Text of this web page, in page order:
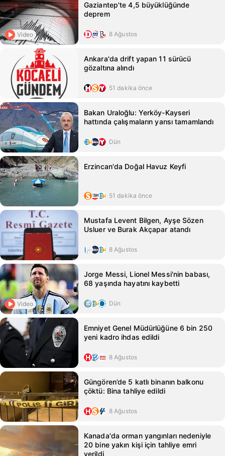
Video
Gaziantep'te 4,5 büyüklüğünde
deprem
8 Ağustos
Ankara'da drift yapan 11 sürücü
gözaltına alındı
51 dakika önce
Bakan Uraloğlu: Yerköy-Kayseri
hattında çalışmaların yarısı tamamlandı
Dün
Erzincan'da Doğal Havuz Keyfi
51 dakika önce
Mustafa Levent Bilgen, Ayşe Sözen
Usluer ve Burak Akçapar atandı
8 Ağustos
Video
Jorge Messi, Lionel Messi'nin babası,
68 yaşında hayatını kaybetti
Dün
Emniyet Genel Müdürlüğüne 6 bin 250
yeni kadro ihdas edildi
8 Ağustos
Güngören’de 5 katlı binanın balkonu
çöktü: Bina tahliye edildi
8 Ağustos
Kanada'da orman yangınları nedeniyle
20 bine yakın kişi için tahliye emri
verildi